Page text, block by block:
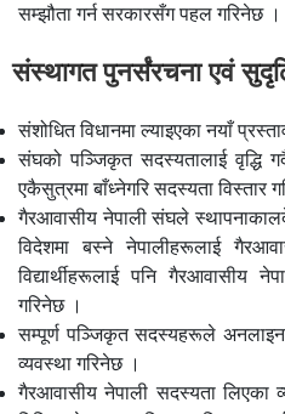
सम्झौता गर्न सरकारसँग पहल गरिनेछ ।
संस्थागत पुनर्संरचना एवं
संशोधित विधानमा ल्याइएका नयाँ
संघको पञ्जिकृत सदस्यतालाई वृद्धि
एकैसुत्रमा बाँध्नेगरि सदस्यता विस्तार
गैरआवासीय नेपाली संघले
विदेशमा बस्ने नेपालीहरूलाई
विद्यार्थीहरूलाई पनि गैरआवासीय
गरिनेछ ।
सम्पूर्ण पञ्जिकृत सदस्यहरूले
व्यवस्था गरिनेछ ।
गैरआवासीय नेपाली सदस्यता लिएका